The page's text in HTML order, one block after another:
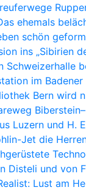
ehemals
schön
ins „Sibirien
Schweizerhalle
im
Bern wird
Luzern und H.
Jet die
Disteli und von
Lust am